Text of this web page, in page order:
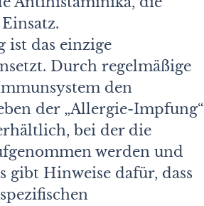
ist das einzige
Durch regelmäßige
den
der „Allergie-Impfung“
bei der die
werden und
gibt Hinweise dafür, dass